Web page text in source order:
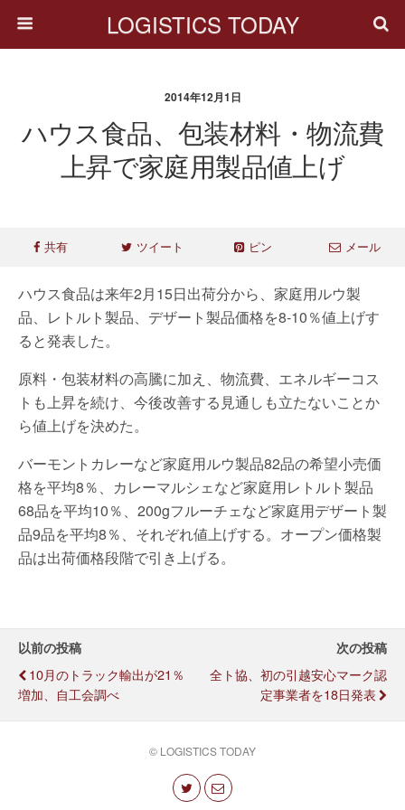
LOGISTICS TODAY
2014年12月1日
ハウス食品、包装材料・物流費
上昇で家庭用製品値上げ
共有 ツイート ピン メール
ハウス食品は来年2月15日出荷分から、家庭用ルウ製
品、レトルト製品、デザート製品価格を8-10％値上げす
ると発表した。
原料・包装材料の高騰に加え、物流費、エネルギーコス
トも上昇を続け、今後改善する見通しも立たないことか
ら値上げを決めた。
バーモントカレーなど家庭用ルウ製品82品の希望小売価
格を平均8％、カレーマルシェなど家庭用レトルト製品
68品を平均10％、200gフルーチェなど家庭用デザート製
品9品を平均8％、それぞれ値上げする。オープン価格製
品は出荷価格段階で引き上げる。
以前の投稿
10月のトラック輸出が21％
増加、自工会調べ
次の投稿
全ト協、初の引越安心マーク認
定事業者を18日発表
© LOGISTICS TODAY